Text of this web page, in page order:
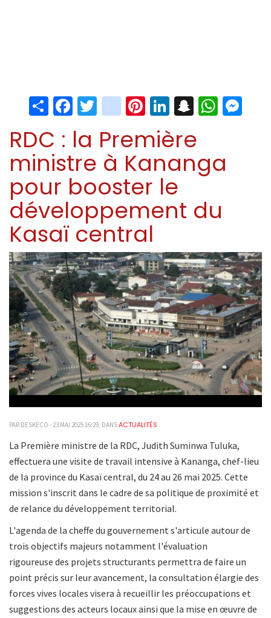
ShareFacebook
Twitter
instagram
Pinterest
LinkedIn
Snapchat
RDC : la Première
ministre à Kananga
pour booster le
développement du
Kasaï central
PAR DESKECO - 23 MAI 2025 16:29, DANSACTUALITÉS
La Première ministre de la RDC, Judith Suminwa Tuluka,
effectuera une visite de travail intensive à Kananga, chef-lieu
de la province du Kasaï central, du 24 au 26 mai 2025. Cette
mission s'inscrit dans le cadre de sa politique de proximité et
de relance du développement territorial.
L'agenda de la cheffe du gouvernement s'articule autour de
trois objectifs majeurs notamment l'évaluation
rigoureuse des projets structurants permettra de faire un
point précis sur leur avancement, la consultation élargie des
forces vives locales visera à recueillir les préoccupations et
suggestions des acteurs locaux ainsi que la mise en œuvre de